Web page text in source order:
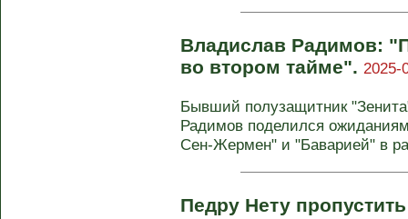
Владислав Радимов:
во втором тайме". 2025-
Бывший полузащитник
Радимов поделился
Сен-Жермен" и "Баварией" в
Педру Нету